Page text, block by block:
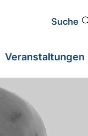
Suche
Veranstaltungen